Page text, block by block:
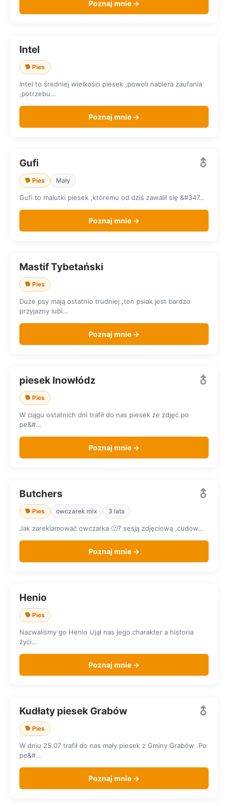
Poznaj mnie →
SZUKA DOMU
Intel
🐕 Pies
Intel to średniej wielkości piesek ,powoli nabiera zaufania
,potrzebu…
Poznaj mnie →
SZUKA DOMU
Gufi
🐕 Pies Mały
Gufi to malutki piesek ,któremu od dziś zawalił się &#347…
Poznaj mnie →
SZUKA DOMU
Mastif Tybetański
🐕 Pies
Duże psy mają ostatnio trudniej ,ten psiak jest bardzo
przyjazny lubi…
Poznaj mnie →
SZUKA DOMU
piesek Inowłódz
🐕 Pies
W ciągu ostatnich dni trafił do nas piesek ze zdjęć po
pe&#…
Poznaj mnie →
SZUKA DOMU
Butchers
🐕 Pies owczarek mix 3 lata
Jak zareklamować owczarka 🙂? sesją zdjęciową ,cudow…
Poznaj mnie →
SZUKA DOMU
Henio
🐕 Pies
Nazwaliśmy go Henio Ujął nas jego charakter a historia
życi…
Poznaj mnie →
SZUKA DOMU
Kudłaty piesek Grabów
🐕 Pies
W dniu 25.07 trafił do nas mały piesek z Gminy Grabów .Po
pe&#…
Poznaj mnie →